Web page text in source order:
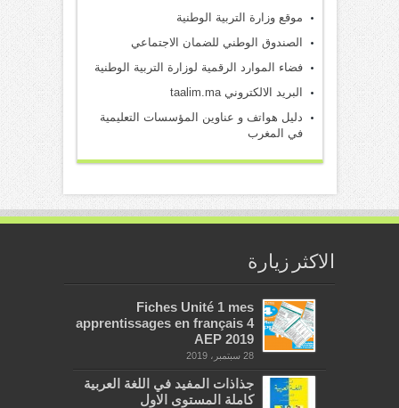
موقع وزارة التربية الوطنية
الصندوق الوطني للضمان الاجتماعي
فضاء الموارد الرقمية لوزارة التربية الوطنية
البريد الالكتروني taalim.ma
دليل هواتف و عناوين المؤسسات التعليمية
في المغرب
الاكثر زيارة
Fiches Unité 1 mes
apprentissages en français 4
AEP 2019
28 سبتمبر، 2019
جذاذات المفيد في اللغة العربية
كاملة المستوى الاول